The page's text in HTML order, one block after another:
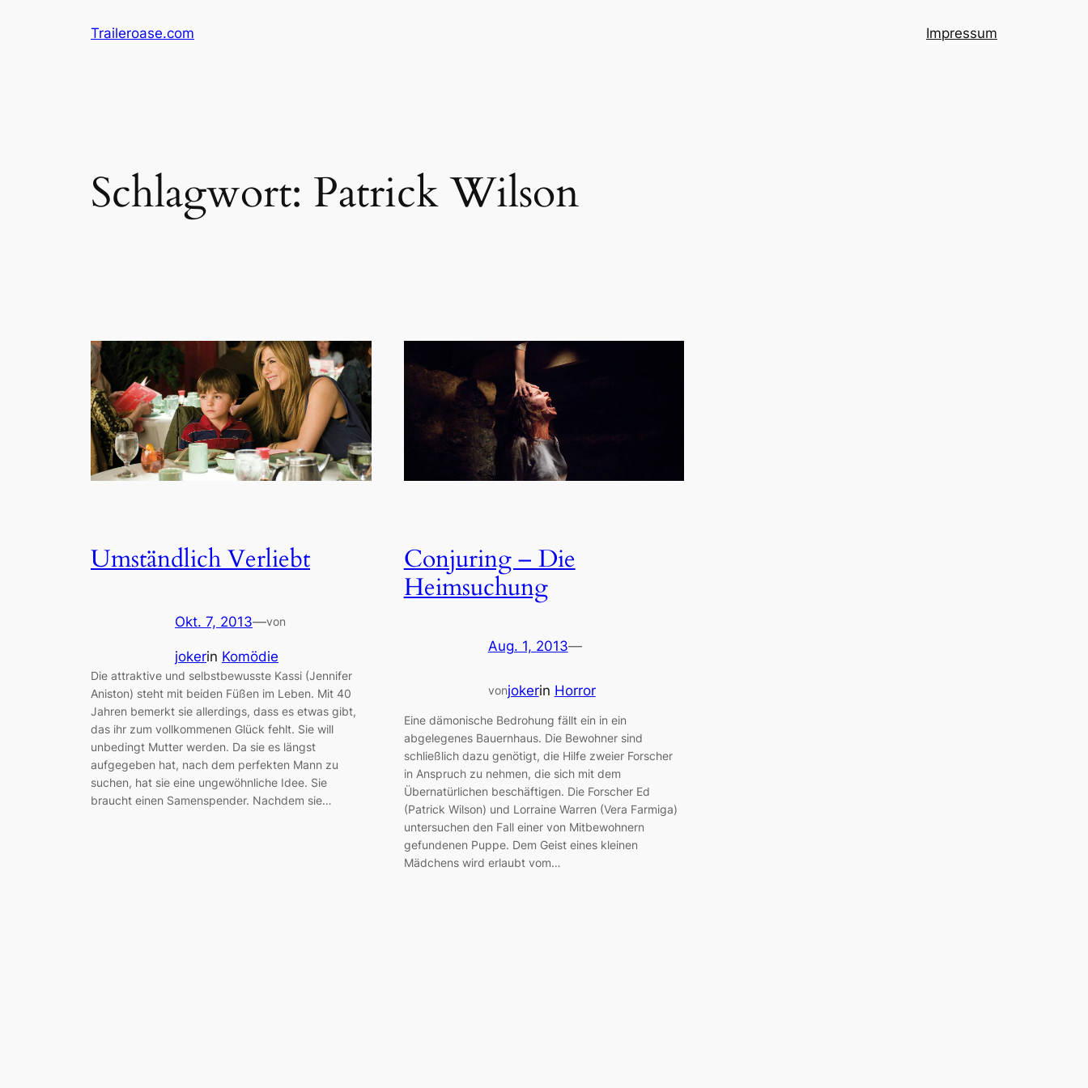
Traileroase.com Impressum
Schlagwort: Patrick Wilson
Umständlich Verliebt
Okt. 7, 2013—von
jokerin Komödie
Die attraktive und selbstbewusste Kassi (Jennifer
Aniston) steht mit beiden Füßen im Leben. Mit 40
Jahren bemerkt sie allerdings, dass es etwas gibt,
das ihr zum vollkommenen Glück fehlt. Sie will
unbedingt Mutter werden. Da sie es längst
aufgegeben hat, nach dem perfekten Mann zu
suchen, hat sie eine ungewöhnliche Idee. Sie
braucht einen Samenspender. Nachdem sie…
Conjuring – Die
Heimsuchung
Aug. 1, 2013—
vonjokerin Horror
Eine dämonische Bedrohung fällt ein in ein
abgelegenes Bauernhaus. Die Bewohner sind
schließlich dazu genötigt, die Hilfe zweier Forscher
in Anspruch zu nehmen, die sich mit dem
Übernatürlichen beschäftigen. Die Forscher Ed
(Patrick Wilson) und Lorraine Warren (Vera Farmiga)
untersuchen den Fall einer von Mitbewohnern
gefundenen Puppe. Dem Geist eines kleinen
Mädchens wird erlaubt vom…